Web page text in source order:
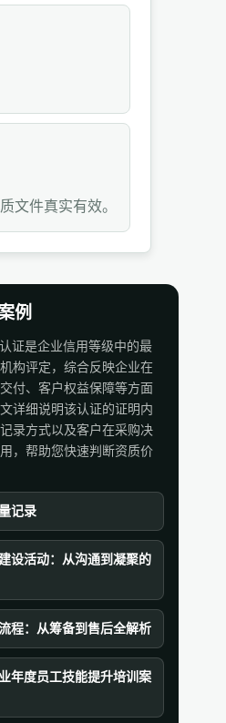
文件真实有效。
例
证是企业信用等级中的最
构评定，综合反映企业在
付、客户权益保障等方面
详细说明该认证的证明内
录方式以及客户在采购决
，帮助您快速判断资质价
记录
设活动：从沟通到凝聚的
程：从筹备到售后全解析
年度员工技能提升培训案